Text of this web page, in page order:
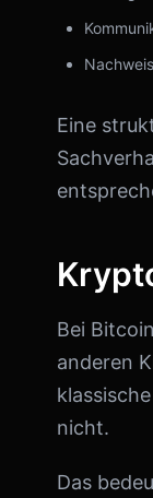
Eine
Bei
anderen
nicht.
Das